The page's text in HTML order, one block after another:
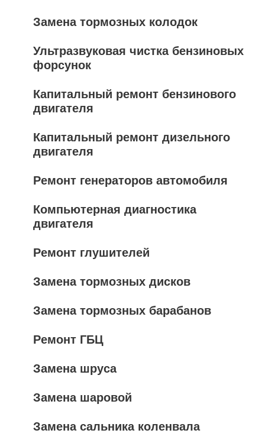
Замена тормозных колодок
Ультразвуковая чистка бензиновых
форсунок
Капитальный ремонт бензинового
двигателя
Капитальный ремонт дизельного
двигателя
Ремонт генераторов автомобиля
Компьютерная диагностика
двигателя
Ремонт глушителей
Замена тормозных дисков
Замена тормозных барабанов
Ремонт ГБЦ
Замена шруса
Замена шаровой
Замена сальника коленвала